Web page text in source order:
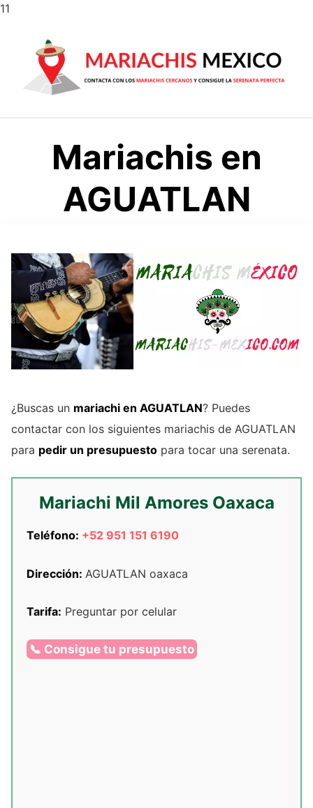
11
contenido
Mariachis en
AGUATLAN
¿Buscas un mariachi en AGUATLAN? Puedes
contactar con los siguientes mariachis de AGUATLAN
para pedir un presupuesto para tocar una serenata.
Mariachi Mil Amores Oaxaca
Teléfono: +52 951 151 6190
Dirección: AGUATLAN oaxaca
Tarifa: Preguntar por celular
📞 Consigue tu presupuesto